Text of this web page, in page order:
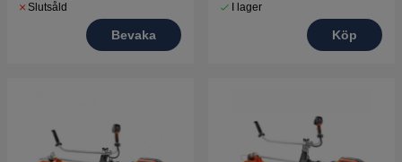
Slutsåld
Bevaka
I lager
Köp